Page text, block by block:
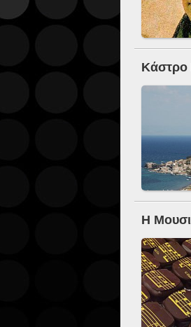
Κάστρο
Η